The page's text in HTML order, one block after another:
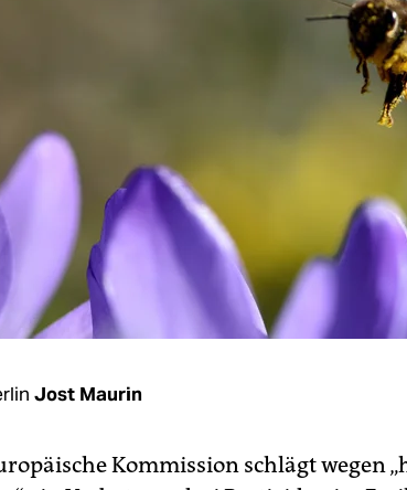
Jost Maurin
Kommission schlägt wegen